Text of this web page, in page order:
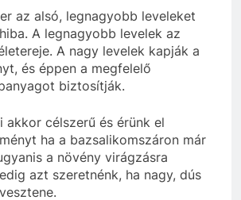
az alsó, legnagyobb leveleket
A legnagyobb levelek az
A nagy levelek kapják a
és éppen a megfelelő
biztosítják.
akkor célszerű és érünk el
ha a bazsalikomszáron már
a növény virágzásra
azt szeretnénk, ha nagy, dús